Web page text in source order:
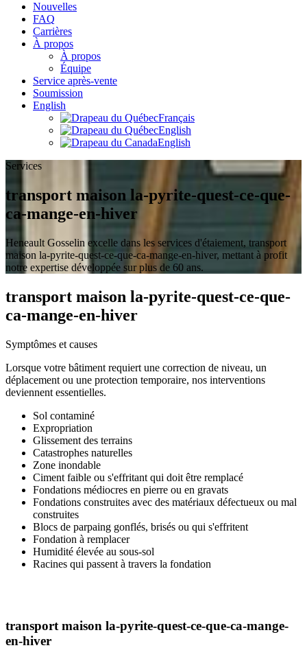
Nouvelles
FAQ
Carrières
À propos
À propos
Équipe
Service après-vente
Soumission
English
Français
English
English
Services
transport maison la-pyrite-quest-ce-que-
ca-mange-en-hiver
Heneault Gosselin excelle dans les services d'étaiement, transport
maison la-pyrite-quest-ce-que-ca-mange-en-hiver, mettant à profit
notre expertise développée sur plus de 60 ans.
transport maison la-pyrite-quest-ce-que-
ca-mange-en-hiver
Symptômes et causes
Lorsque votre bâtiment requiert une correction de niveau, un
déplacement ou une protection temporaire, nos interventions
deviennent essentielles.
Sol contaminé
Expropriation
Glissement des terrains
Catastrophes naturelles
Zone inondable
Ciment faible ou s'effritant qui doit être remplacé
Fondations médiocres en pierre ou en gravats
Fondations construites avec des matériaux défectueux ou mal
construites
Blocs de parpaing gonflés, brisés ou qui s'effritent
Fondation à remplacer
Humidité élevée au sous-sol
Racines qui passent à travers la fondation
transport maison la-pyrite-quest-ce-que-ca-mange-
en-hiver